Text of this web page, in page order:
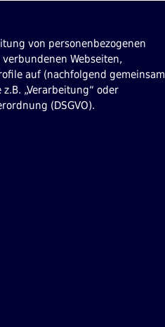
von personenbezogenen
Webseiten,
auf (nachfolgend gemeinsam
„Verarbeitung“ oder
(DSGVO).